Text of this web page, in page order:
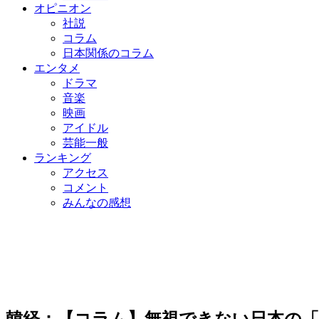
オピニオン
社説
コラム
日本関係のコラム
エンタメ
ドラマ
音楽
映画
アイドル
芸能一般
ランキング
アクセス
コメント
みんなの感想